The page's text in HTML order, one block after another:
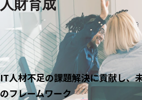
導入事例
JTP Technology
エンジニア紹介
選ばれる理由
人財育成
IT人材不足の課題解決に貢献し、
のフレームワーク